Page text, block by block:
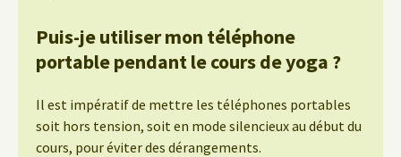
Puis-je utiliser mon téléphone
portable pendant le cours de yoga ?
Il est impératif de mettre les téléphones portables
soit hors tension, soit en mode silencieux au début du
cours, pour éviter des dérangements.